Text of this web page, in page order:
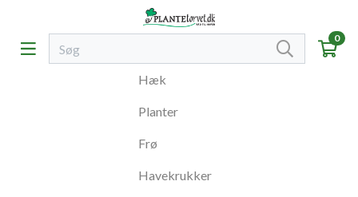
0
Hæk
Planter
Frø
Havekrukker